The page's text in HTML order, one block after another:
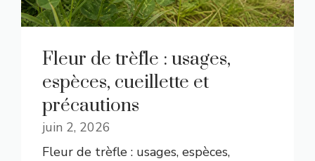
Fleur de trèfle : usages,
espèces, cueillette et
précautions
juin 2, 2026
Fleur de trèfle : usages, espèces,